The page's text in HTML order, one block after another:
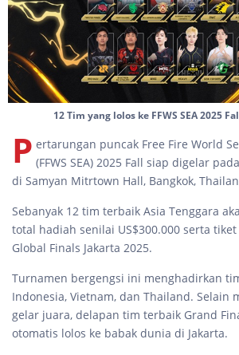
12 Tim yang lolos ke FFWS SEA 2025
P ertarungan puncak Free Fire World
(FFWS SEA) 2025 Fall siap digelar
di Samyan Mitrtown Hall, Bangkok,
Sebanyak 12 tim terbaik Asia Tenggara
total hadiah senilai US$300.000 serta tiket
Global Finals Jakarta 2025.
Turnamen bergengsi ini menghadirkan
Indonesia, Vietnam, dan Thailand. Selain
gelar juara, delapan tim terbaik Grand
otomatis lolos ke babak dunia di Jakarta.